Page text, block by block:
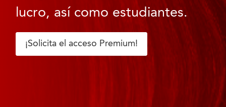
lucro, así como estudiantes.
¡Solicita el acceso Premium!